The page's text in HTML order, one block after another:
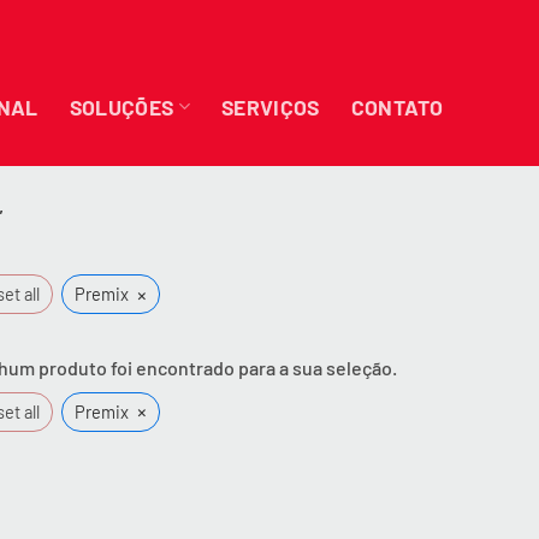
SOLUÇÕES SERVIÇOS CONTATO
all Premix ×
produto foi encontrado para a sua seleção.
all Premix ×